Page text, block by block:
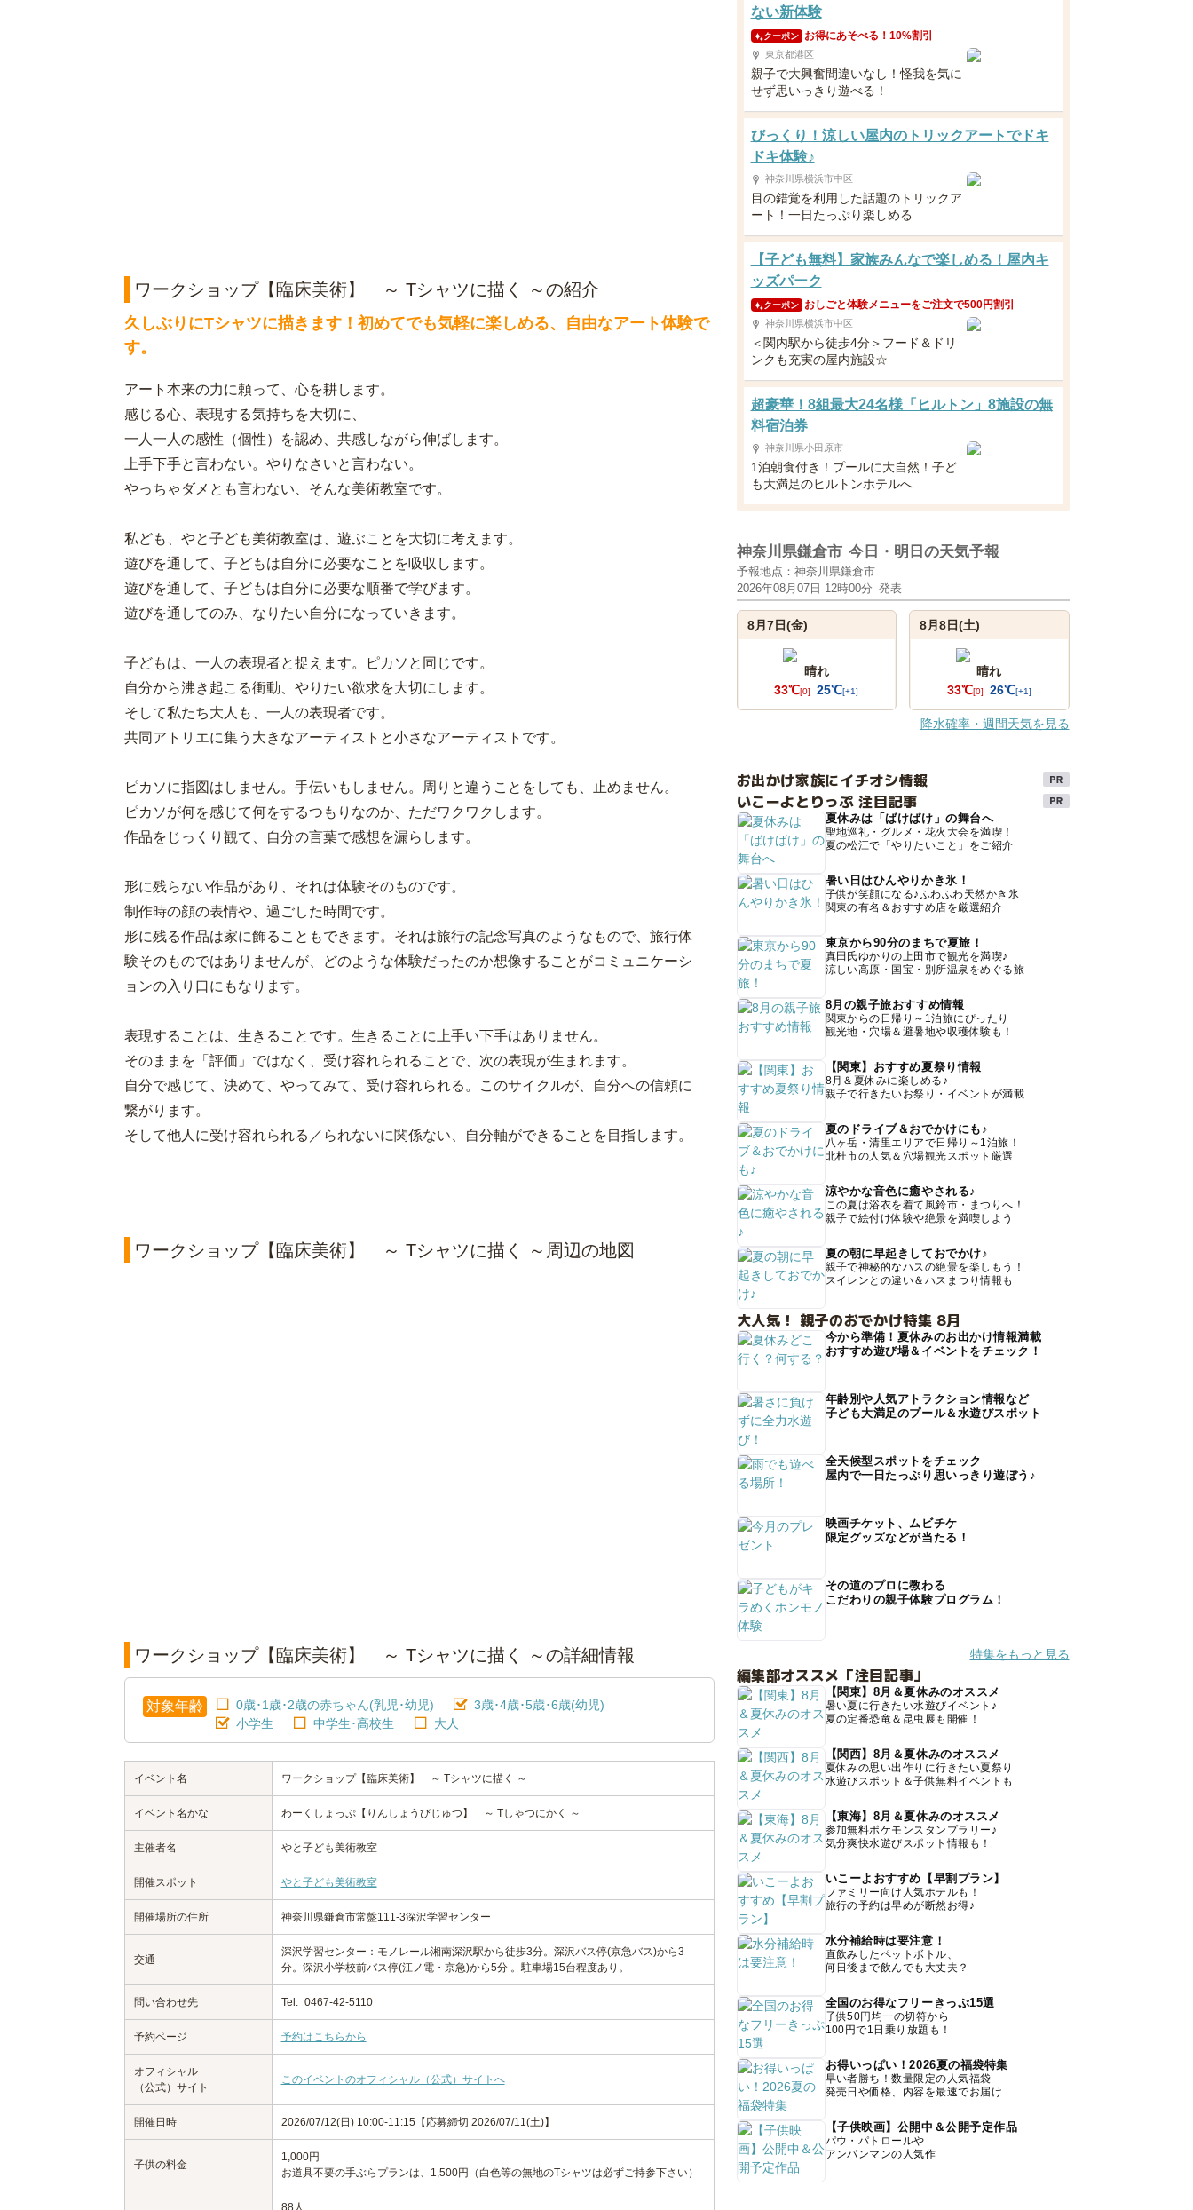
ワークショップ【臨床美術】 ～ Tシャツに描く ～の紹介
久しぶりにTシャツに描きます！初めてでも気軽に楽しめる、自由なアート体験で
す。
アート本来の力に頼って、心を耕します。
感じる心、表現する気持ちを大切に、
一人一人の感性（個性）を認め、共感しながら伸ばします。
上手下手と言わない。やりなさいと言わない。
やっちゃダメとも言わない、そんな美術教室です。
私ども、やと子ども美術教室は、遊ぶことを大切に考えます。
遊びを通して、子どもは自分に必要なことを吸収します。
遊びを通して、子どもは自分に必要な順番で学びます。
遊びを通してのみ、なりたい自分になっていきます。
子どもは、一人の表現者と捉えます。ピカソと同じです。
自分から沸き起こる衝動、やりたい欲求を大切にします。
そして私たち大人も、一人の表現者です。
共同アトリエに集う大きなアーティストと小さなアーティストです。
ピカソに指図はしません。手伝いもしません。周りと違うことをしても、止めません。
ピカソが何を感じて何をするつもりなのか、ただワクワクします。
作品をじっくり観て、自分の言葉で感想を漏らします。
形に残らない作品があり、それは体験そのものです。
制作時の顔の表情や、過ごした時間です。
形に残る作品は家に飾ることもできます。それは旅行の記念写真のようなもので、旅行体
験そのものではありませんが、どのような体験だったのか想像することがコミュニケーシ
ョンの入り口にもなります。
表現することは、生きることです。生きることに上手い下手はありません。
そのままを「評価」ではなく、受け容れられることで、次の表現が生まれます。
自分で感じて、決めて、やってみて、受け容れられる。このサイクルが、自分への信頼に
繋がります。
そして他人に受け容れられる／られないに関係ない、自分軸ができることを目指します。
ワークショップ【臨床美術】 ～ Tシャツに描く ～周辺の地図
ワークショップ【臨床美術】 ～ Tシャツに描く ～の詳細情報
対象年齢 0歳･1歳･2歳の赤ちゃん(乳児･幼児)
3歳･4歳･5歳･6歳(幼児)
小学生
中学生･高校生 大人
イベント名 ワークショップ【臨床美術】 ～ Tシャツに描く ～
イベント名かな わーくしょっぷ【りんしょうびじゅつ】 ～ Tしゃつにかく ～
主催者名 やと子ども美術教室
開催スポット やと子ども美術教室
開催場所の住所 神奈川県鎌倉市常盤111-3深沢学習センター
交通
深沢学習センター：モノレール湘南深沢駅から徒歩3分。深沢バス停(京急バス)から3
分。深沢小学校前バス停(江ノ電・京急)から5分 。駐車場15台程度あり。
問い合わせ先 Tel: 0467-42-5110
予約ページ 予約はこちらから
オフィシャル
（公式）サイト
このイベントのオフィシャル（公式）サイトへ
開催日時 2026/07/12(日) 10:00-11:15【応募締切 2026/07/11(土)】
子供の料金
1,000円
お道具不要の手ぶらプランは、1,500円（白色等の無地のTシャツは必ずご持参下さい）
88人
ない新体験
クーポン お得にあそべる！10%割引
東京都港区
親子で大興奮間違いなし！怪我を気に
せず思いっきり遊べる！
びっくり！涼しい屋内のトリックアートでドキ
ドキ体験♪
神奈川県横浜市中区
目の錯覚を利用した話題のトリックア
ート！一日たっぷり楽しめる
【子ども無料】家族みんなで楽しめる！屋内キ
ッズパーク
クーポン おしごと体験メニューをご注文で500円割引
神奈川県横浜市中区
＜関内駅から徒歩4分＞フード＆ドリ
ンクも充実の屋内施設☆
超豪華！8組最大24名様「ヒルトン」8施設の無
料宿泊券
神奈川県小田原市
1泊朝食付き！プールに大自然！子ど
も大満足のヒルトンホテルへ
神奈川県鎌倉市 今日・明日の天気予報
予報地点：神奈川県鎌倉市
2026年08月07日 12時00分 発表
8月7日(金)
晴れ
33℃[0] 25℃[+1]
8月8日(土)
晴れ
33℃[0] 26℃[+1]
降水確率・週間天気を見る
お出かけ家族にイチオシ情報
いこーよとりっぷ 注目記事
夏休みは「ばけばけ」の舞台へ
聖地巡礼・グルメ・花火大会を満喫！
夏の松江で「やりたいこと」をご紹介
暑い日はひんやりかき氷！
子供が笑顔になる♪ふわふわ天然かき氷
関東の有名＆おすすめ店を厳選紹介
東京から90分のまちで夏旅！
真田氏ゆかりの上田市で観光を満喫♪
涼しい高原・国宝・別所温泉をめぐる旅
8月の親子旅おすすめ情報
関東からの日帰り～1泊旅にぴったり
観光地・穴場＆避暑地や収穫体験も！
【関東】おすすめ夏祭り情報
8月＆夏休みに楽しめる♪
親子で行きたいお祭り・イベントが満載
夏のドライブ＆おでかけにも♪
八ヶ岳・清里エリアで日帰り～1泊旅！
北杜市の人気＆穴場観光スポット厳選
涼やかな音色に癒やされる♪
この夏は浴衣を着て風鈴市・まつりへ！
親子で絵付け体験や絶景を満喫しよう
夏の朝に早起きしておでかけ♪
親子で神秘的なハスの絶景を楽しもう！
スイレンとの違い＆ハスまつり情報も
大人気！ 親子のおでかけ特集 8月
今から準備！夏休みのお出かけ情報満載
おすすめ遊び場＆イベントをチェック！
年齢別や人気アトラクション情報など
子ども大満足のプール＆水遊びスポット
全天候型スポットをチェック
屋内で一日たっぷり思いっきり遊ぼう♪
映画チケット、ムビチケ
限定グッズなどが当たる！
その道のプロに教わる
こだわりの親子体験プログラム！
特集をもっと見る
編集部オススメ「注目記事」
【関東】8月＆夏休みのオススメ
暑い夏に行きたい水遊びイベント♪
夏の定番恐竜＆昆虫展も開催！
【関西】8月＆夏休みのオススメ
夏休みの思い出作りに行きたい夏祭り
水遊びスポット＆子供無料イベントも
【東海】8月＆夏休みのオススメ
参加無料ポケモンスタンプラリー♪
気分爽快水遊びスポット情報も！
いこーよおすすめ【早割プラン】
ファミリー向け人気ホテルも！
旅行の予約は早めが断然お得♪
水分補給時は要注意！
直飲みしたペットボトル、
何日後まで飲んでも大丈夫？
全国のお得なフリーきっぷ15選
子供50円均一の切符から
100円で1日乗り放題も！
お得いっぱい！2026夏の福袋特集
早い者勝ち！数量限定の人気福袋
発売日や価格、内容を最速でお届け
【子供映画】公開中＆公開予定作品
パウ・パトロールや
アンパンマンの人気作